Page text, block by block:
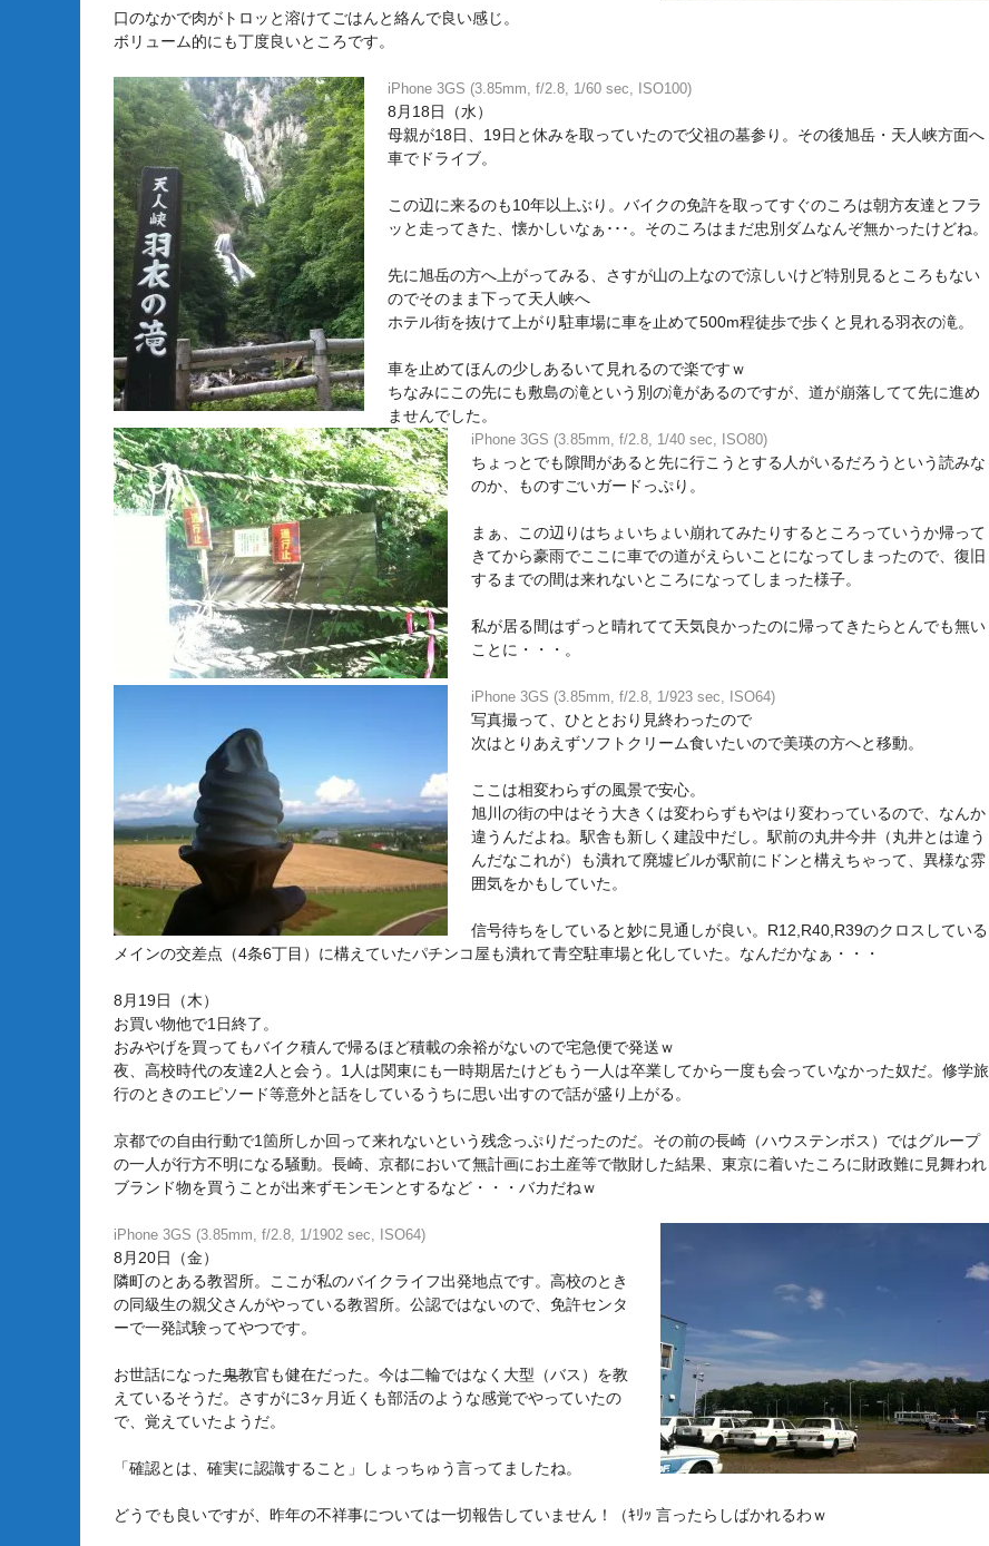
口のなかで肉がトロッと溶けてごはんと絡んで良い感じ。
ボリューム的にも丁度良いところです。
iPhone 3GS (3.85mm, f/2.8, 1/60 sec, ISO100)
8月18日（水）
母親が18日、19日と休みを取っていたので父祖の墓参り。その後旭岳・天人峡方面へ
車でドライブ。
この辺に来るのも10年以上ぶり。バイクの免許を取ってすぐのころは朝方友達とフラ
ッと走ってきた、懐かしいなぁ･･･。そのころはまだ忠別ダムなんぞ無かったけどね。
先に旭岳の方へ上がってみる、さすが山の上なので涼しいけど特別見るところもない
のでそのまま下って天人峡へ
ホテル街を抜けて上がり駐車場に車を止めて500m程徒歩で歩くと見れる羽衣の滝。
車を止めてほんの少しあるいて見れるので楽ですｗ
ちなみにこの先にも敷島の滝という別の滝があるのですが、道が崩落してて先に進め
ませんでした。
iPhone 3GS (3.85mm, f/2.8, 1/40 sec, ISO80)
ちょっとでも隙間があると先に行こうとする人がいるだろうという読みな
のか、ものすごいガードっぷり。
まぁ、この辺りはちょいちょい崩れてみたりするところっていうか帰って
きてから豪雨でここに車での道がえらいことになってしまったので、復旧
するまでの間は来れないところになってしまった様子。
私が居る間はずっと晴れてて天気良かったのに帰ってきたらとんでも無い
ことに・・・。
iPhone 3GS (3.85mm, f/2.8, 1/923 sec, ISO64)
写真撮って、ひととおり見終わったので
次はとりあえずソフトクリーム食いたいので美瑛の方へと移動。
ここは相変わらずの風景で安心。
旭川の街の中はそう大きくは変わらずもやはり変わっているので、なんか
違うんだよね。駅舎も新しく建設中だし。駅前の丸井今井（丸井とは違う
んだなこれが）も潰れて廃墟ビルが駅前にドンと構えちゃって、異様な雰
囲気をかもしていた。
信号待ちをしていると妙に見通しが良い。R12,R40,R39のクロスしている
メインの交差点（4条6丁目）に構えていたパチンコ屋も潰れて青空駐車場と化していた。なんだかなぁ・・・
8月19日（木）
お買い物他で1日終了。
おみやげを買ってもバイク積んで帰るほど積載の余裕がないので宅急便で発送ｗ
夜、高校時代の友達2人と会う。1人は関東にも一時期居たけどもう一人は卒業してから一度も会っていなかった奴だ。修学旅
行のときのエピソード等意外と話をしているうちに思い出すので話が盛り上がる。
京都での自由行動で1箇所しか回って来れないという残念っぷりだったのだ。その前の長崎（ハウステンボス）ではグループ
の一人が行方不明になる騒動。長崎、京都において無計画にお土産等で散財した結果、東京に着いたころに財政難に見舞われ
ブランド物を買うことが出来ずモンモンとするなど・・・バカだねｗ
iPhone 3GS (3.85mm, f/2.8, 1/1902 sec, ISO64)
8月20日（金）
隣町のとある教習所。ここが私のバイクライフ出発地点です。高校のとき
の同級生の親父さんがやっている教習所。公認ではないので、免許センタ
ーで一発試験ってやつです。
お世話になった鬼教官も健在だった。今は二輪ではなく大型（バス）を教
えているそうだ。さすがに3ヶ月近くも部活のような感覚でやっていたの
で、覚えていたようだ。
「確認とは、確実に認識すること」しょっちゅう言ってましたね。
どうでも良いですが、昨年の不祥事については一切報告していません！（ｷﾘｯ 言ったらしばかれるわｗ